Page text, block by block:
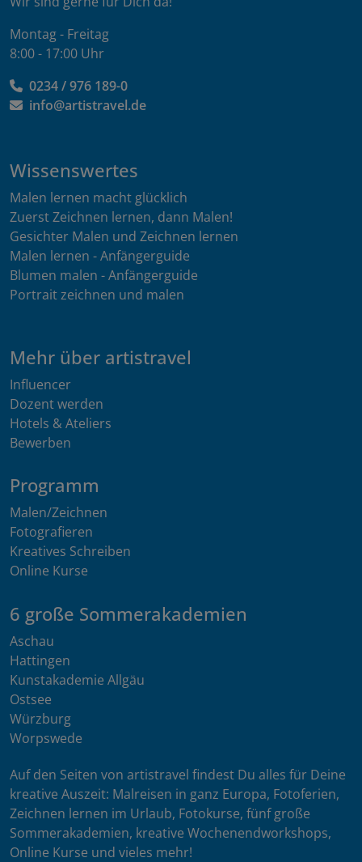
Montag - Freitag
8:00 - 17:00 Uhr
0234 / 976 189-0
info@artistravel.de
Wissenswertes
Malen lernen macht glücklich
Zuerst Zeichnen lernen, dann Malen!
Gesichter Malen und Zeichnen lernen
Malen lernen - Anfängerguide
Blumen malen - Anfängerguide
Portrait zeichnen und malen
Mehr über artistravel
Influencer
Dozent werden
Hotels & Ateliers
Bewerben
Programm
Malen/Zeichnen
Fotografieren
Kreatives Schreiben
Online Kurse
6 große Sommerakademien
Aschau
Hattingen
Kunstakademie Allgäu
Ostsee
Würzburg
Worpswede
Auf den Seiten von artistravel findest Du alles für Deine
kreative Auszeit: Malreisen in ganz Europa, Fotoferien,
Zeichnen lernen im Urlaub, Fotokurse, fünf große
Sommerakademien, kreative Wochenendworkshops,
Online Kurse und vieles mehr!